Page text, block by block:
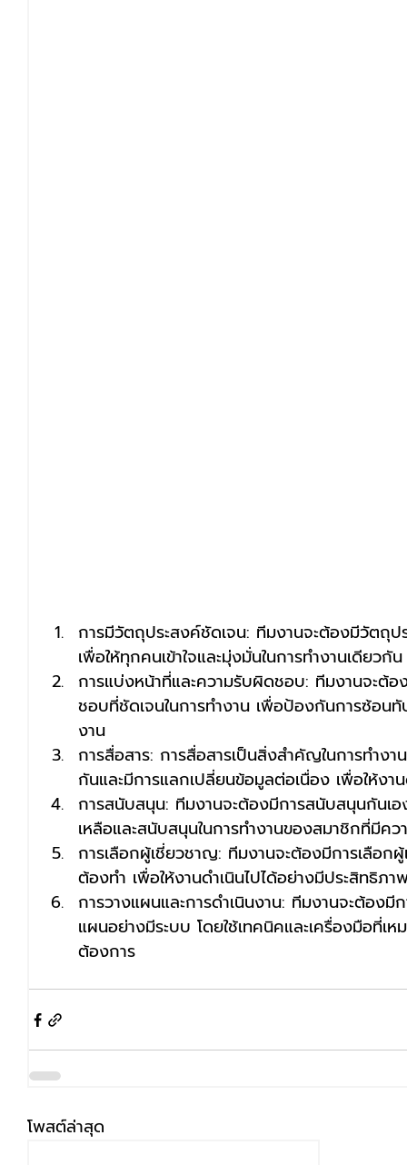
การมีวัตถุประสงค์ชัดเจน: ทีมงานจะต้องมีวัตถุ
เพื่อให้ทุกคนเข้าใจและมุ่งมั่นในการทำงานเดียวกัน
การแบ่งหน้าที่และความรับผิดชอบ: ทีมงานจะต้
ชอบที่ชัดเจนในการทำงาน เพื่อป้องกันการซ้อน
งาน
การสื่อสาร: การสื่อสารเป็นสิ่งสำคัญในการทำงา
กันและมีการแลกเปลี่ยนข้อมูลต่อเนื่อง เพื่อให้งา
การสนับสนุน: ทีมงานจะต้องมีการสนับสนุนกันเอ
เหลือและสนับสนุนในการทำงานของสมาชิกที่มีค
การเลือกผู้เชี่ยวชาญ: ทีมงานจะต้องมีการเลือก
ต้องทำ เพื่อให้งานดำเนินไปได้อย่างมีประสิทธิภา
การวางแผนและการดำเนินงาน: ทีมงานจะต้องมี
แผนอย่างมีระบบ โดยใช้เทคนิคและเครื่องมือที่เ
ต้องการ
โพสต์ล่าสุด